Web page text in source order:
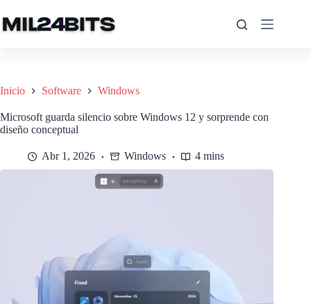
al
contenido
Inicio Software Windows
Microsoft guarda silencio sobre Windows 12 y sorprende con
diseño conceptual
Abr 1, 2026 Windows 4 mins